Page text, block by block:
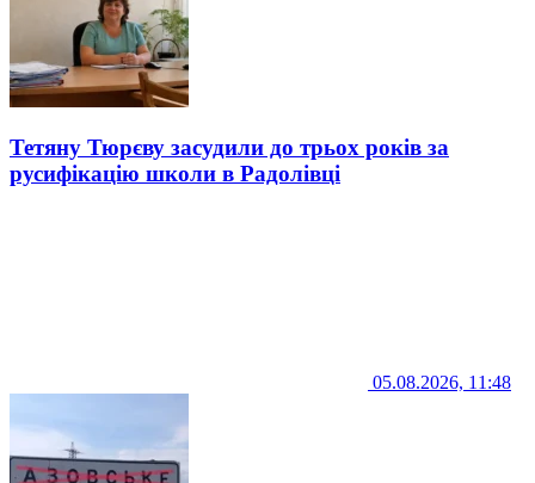
Тетяну Тюрєву засудили до трьох років за
русифікацію школи в Радолівці
05.08.2026, 11:48